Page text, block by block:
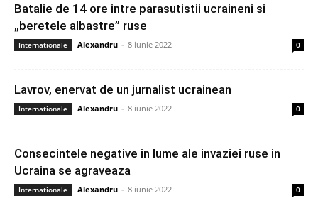
Batalie de 14 ore intre parasutistii ucraineni si
„beretele albastre” ruse
Internationale Alexandru - 8 iunie 2022 0
Lavrov, enervat de un jurnalist ucrainean
Internationale Alexandru - 8 iunie 2022 0
Consecintele negative in lume ale invaziei ruse in
Ucraina se agraveaza
Internationale Alexandru - 8 iunie 2022 0